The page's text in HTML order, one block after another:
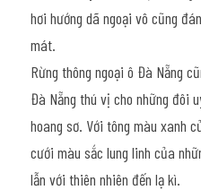
hơi hướng dã ngoại vô cũng
mát.
Rừng thông ngoại ô Đà Nẵng
Đà Nẵng thú vị cho những đôi
hoang sơ. Với tông màu xanh
cưới màu sắc lung linh của
lẫn với thiên nhiên đến lạ kì.